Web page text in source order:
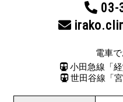
03-
電車
小田急線「
世田谷線「